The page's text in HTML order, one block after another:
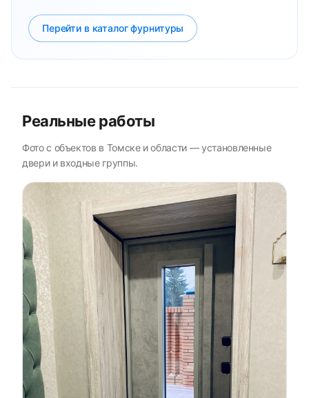
Перейти в каталог фурнитуры
Реальные работы
Фото с объектов в Томске и области — установленные
двери и входные группы.